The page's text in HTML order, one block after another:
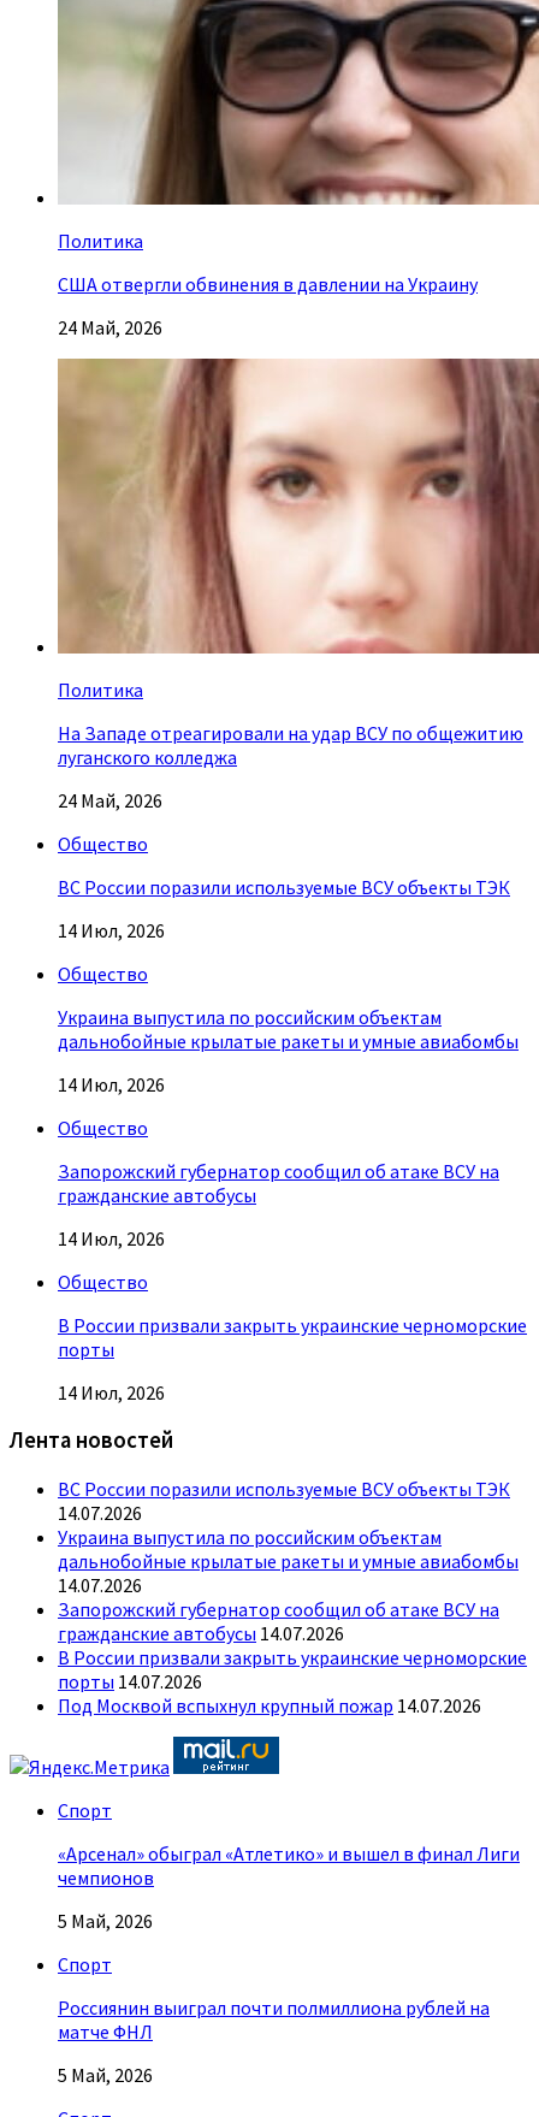
Политика
США отвергли обвинения в давлении на Украину
24 Май, 2026
Политика
На Западе отреагировали на удар ВСУ по общежитию
луганского колледжа
24 Май, 2026
Общество
ВС России поразили используемые ВСУ объекты ТЭК
14 Июл, 2026
Общество
Украина выпустила по российским объектам
дальнобойные крылатые ракеты и умные авиабомбы
14 Июл, 2026
Общество
Запорожский губернатор сообщил об атаке ВСУ на
гражданские автобусы
14 Июл, 2026
Общество
В России призвали закрыть украинские черноморские
порты
14 Июл, 2026
Лента новостей
ВС России поразили используемые ВСУ объекты ТЭК
14.07.2026
Украина выпустила по российским объектам
дальнобойные крылатые ракеты и умные авиабомбы
14.07.2026
Запорожский губернатор сообщил об атаке ВСУ на
гражданские автобусы 14.07.2026
В России призвали закрыть украинские черноморские
порты 14.07.2026
Под Москвой вспыхнул крупный пожар 14.07.2026
Спорт
«Арсенал» обыграл «Атлетико» и вышел в финал Лиги
чемпионов
5 Май, 2026
Спорт
Россиянин выиграл почти полмиллиона рублей на
матче ФНЛ
5 Май, 2026